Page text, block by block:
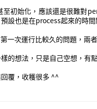
初始化，應該還是很難對
設也是在process起來的時
一次運行比較久的問題，兩
的想法，只是自己空想，有
覆，收穫很多 ^^